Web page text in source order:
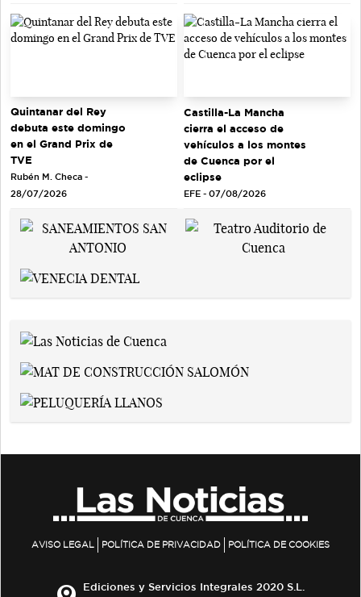
Quintanar del Rey
debuta este domingo
en el Grand Prix de
TVE
Rubén M. Checa -
28/07/2026
Castilla-La Mancha
cierra el acceso de
vehículos a los montes
de Cuenca por el
eclipse
EFE - 07/08/2026
AVISO LEGAL POLÍTICA DE PRIVACIDAD POLÍTICA DE COOKIES
Ediciones y Servicios Integrales 2020 S.L.